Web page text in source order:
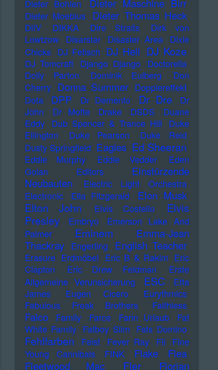
Dieter Bohlen
Dieter Maschine Birr
Dieter Moebius Dieter Thomas Heck
DiIV DIKKA Dire Straits
Dirk von
Lowtzow
Disarstar Disaster Area
Dixie
Chicks DJ Fetisch DJ Hell DJ Koze
DJ Tomcraft Django Django
Doctorella
Dolly Parton
Dominik Eulberg
Don
Cherry Donna Summer Dopplereffekt
Dota
DPP Dr Demento Dr Dre
Dr
John
Dr Motte Drake DSDS
Duane
Eddy
Dub Spencer & Trance Hill
Duke
Ellington
Duke Pearson
Duke Reid
Dusty Springfield Eagles Ed Sheeran
Eddie Murphy Eddie Vedder
Eden
Golan
Editors
Einstürzende
Neubauten
Electric Light Orchestra
Electronic
Ella Fitzgerald Elon Musk
Elton John Elvis Costello
Elvis
Presley
Embryo
Emerson Lake And
Palmer
Eminem
Emma-Jean
Thackray
Engerling English Teacher
Erasure Erdmöbel Eric B & Rakim Eric
Clapton
Eric Drew Feldman
Erste
Allgemeine Verunsicherung
ESC
Etta
James
Eugen Cicero
Eurythmics
Fabulous Freak Brothers
Faithless
Falco Family Farce Farin Urlaub
Fat
White Family Fatboy Slim Fats Domino
Fehlfarben Feist Fever Ray Fil
Fine
Young Cannibals
FINK Flake
Flea
Fleetwood Mac
Fler
Florian